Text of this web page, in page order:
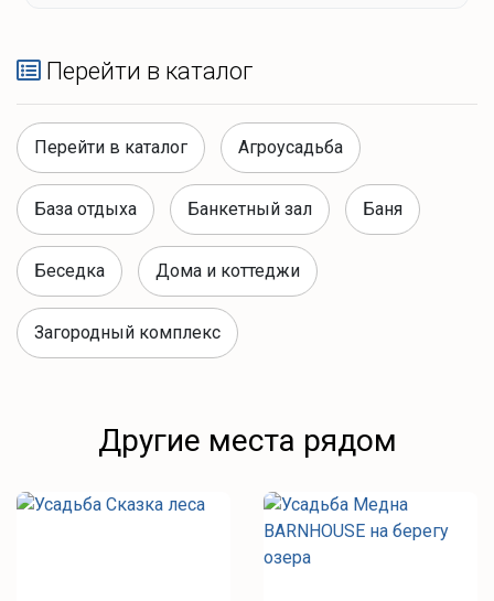
Перейти в каталог
Перейти в каталог Агроусадьба
База отдыха Банкетный зал Баня
Беседка Дома и коттеджи
Загородный комплекс
Другие места рядом